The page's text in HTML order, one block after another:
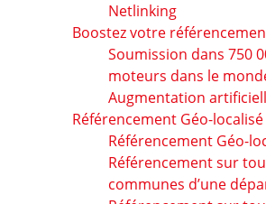
Netlinking
Boostez votre
Soumission dans 750
moteurs dans le
Augmentation
Référencement Géo-localisé
Référencement Géo-
Référencement sur
communes d’une